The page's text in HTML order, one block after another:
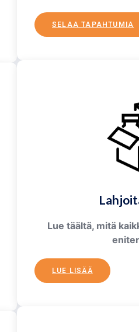
SELAA TAPAHTUMIA
Lue täältä, mitä
LUE LISÄÄ